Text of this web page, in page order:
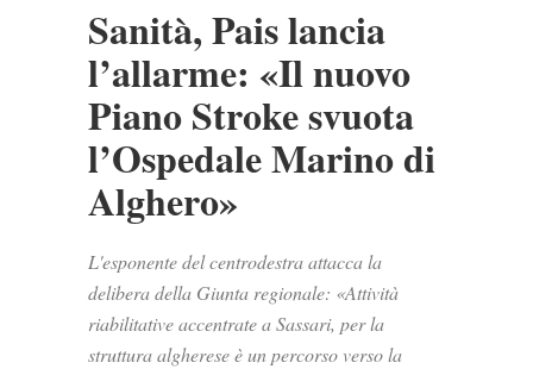
Sanità, Pais lancia
l’allarme: «Il nuovo
Piano Stroke svuota
l’Ospedale Marino di
Alghero»
L'esponente del centrodestra attacca la
delibera della Giunta regionale: «Attività
riabilitative accentrate a Sassari, per la
struttura algherese è un percorso verso la